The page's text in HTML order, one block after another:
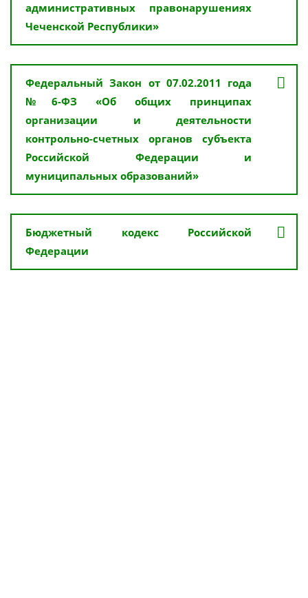
административных правонарушениях
Чеченской Республики»
Федеральный Закон от 07.02.2011 года
№6-ФЗ «Об общих принципах
организации и деятельности
контрольно-счетных органов субъекта
Российской Федерации и
муниципальных образований»
Бюджетный кодекс Российской
Федерации